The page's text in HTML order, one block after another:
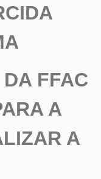
FFAC
A
A